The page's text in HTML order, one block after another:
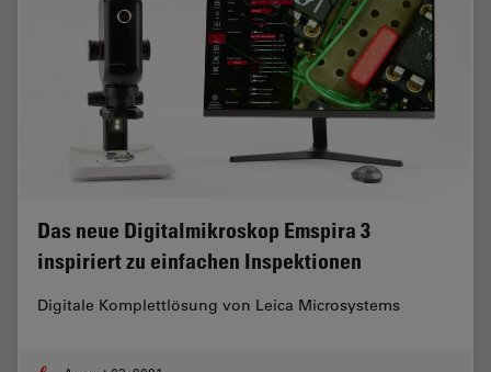
Das neue Digitalmikroskop Emspira 3
inspiriert zu einfachen Inspektionen
Digitale Komplettlösung von Leica Microsystems